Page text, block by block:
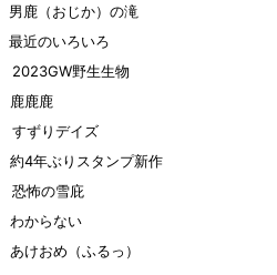
鹿（おじか）の滝
近のいろいろ
野生生物
鹿鹿鹿
すずりデイズ
4年ぶりスタンプ新作
恐怖の雪庇
わからない
けおめ（ふるっ）